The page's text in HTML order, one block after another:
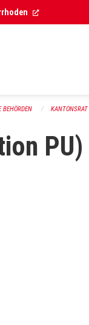
(External Link)
BEHÖRDEN KANTONSRAT
PU)